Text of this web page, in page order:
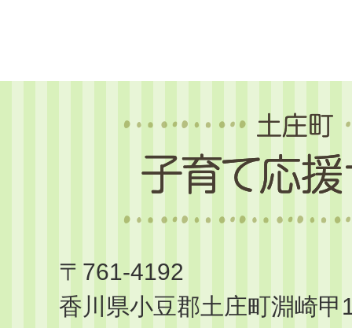
土
町
子
て
応
〒761-4192
香川県小豆郡土庄町淵崎甲